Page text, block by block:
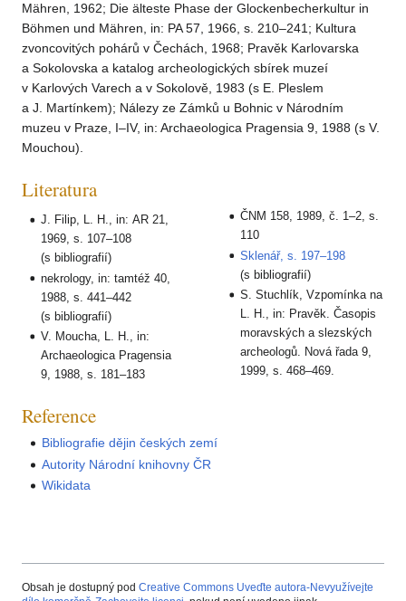
Mähren, 1962; Die älteste Phase der Glockenbecherkultur in
Böhmen und Mähren, in: PA 57, 1966, s. 210–241; Kultura
zvoncovitých pohárů v Čechách, 1968; Pravěk Karlovarska
a Sokolovska a katalog archeologických sbírek muzeí
v Karlových Varech a v Sokolově, 1983 (s E. Pleslem
a J. Martínkem); Nálezy ze Zámků u Bohnic v Národním
muzeu v Praze, I–IV, in: Archaeologica Pragensia 9, 1988 (s V.
Mouchou).
Literatura
J. Filip, L. H., in: AR 21,
1969, s. 107–108
(s bibliografií)
nekrology, in: tamtéž 40,
1988, s. 441–442
(s bibliografií)
V. Moucha, L. H., in:
Archaeologica Pragensia
9, 1988, s. 181–183
ČNM 158, 1989, č. 1–2, s.
110
Sklenář, s. 197–198
(s bibliografií)
S. Stuchlík, Vzpomínka na
L. H., in: Pravěk. Časopis
moravských a slezských
archeologů. Nová řada 9,
1999, s. 468–469.
Reference
Bibliografie dějin českých zemí
Autority Národní knihovny ČR
Wikidata
Obsah je dostupný pod Creative Commons Uveďte autora-Nevyužívejte